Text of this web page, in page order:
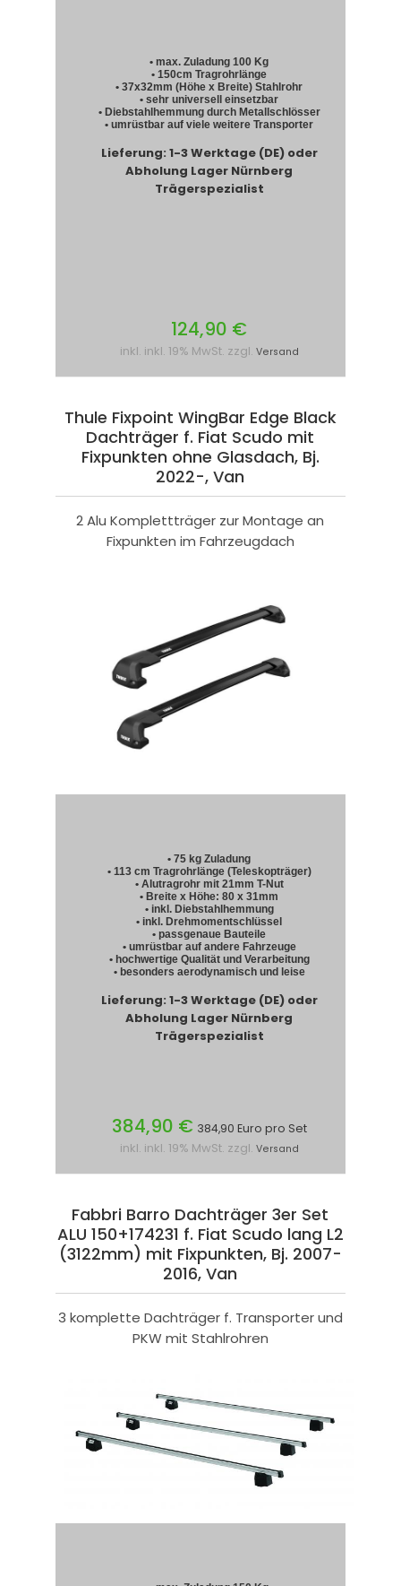
• max. Zuladung 100 Kg
• 150cm Tragrohrlänge
• 37x32mm (Höhe x Breite) Stahlrohr
• sehr universell einsetzbar
• Diebstahlhemmung durch Metallschlösser
• umrüstbar auf viele weitere Transporter
Lieferung: 1-3 Werktage (DE) oder
Abholung Lager Nürnberg
Trägerspezialist
124,90 €
inkl. inkl. 19% MwSt. zzgl. Versand
Thule Fixpoint WingBar Edge Black
Dachträger f. Fiat Scudo mit
Fixpunkten ohne Glasdach, Bj.
2022-, Van
2 Alu Komplettträger zur Montage an
Fixpunkten im Fahrzeugdach
• 75 kg Zuladung
• 113 cm Tragrohrlänge (Teleskopträger)
• Alutragrohr mit 21mm T-Nut
• Breite x Höhe: 80 x 31mm
• inkl. Diebstahlhemmung
• inkl. Drehmomentschlüssel
• passgenaue Bauteile
• umrüstbar auf andere Fahrzeuge
• hochwertige Qualität und Verarbeitung
• besonders aerodynamisch und leise
Lieferung: 1-3 Werktage (DE) oder
Abholung Lager Nürnberg
Trägerspezialist
384,90 € 384,90 Euro pro Set
inkl. inkl. 19% MwSt. zzgl. Versand
Fabbri Barro Dachträger 3er Set
ALU 150+174231 f. Fiat Scudo lang L2
(3122mm) mit Fixpunkten, Bj. 2007-
2016, Van
3 komplette Dachträger f. Transporter und
PKW mit Stahlrohren